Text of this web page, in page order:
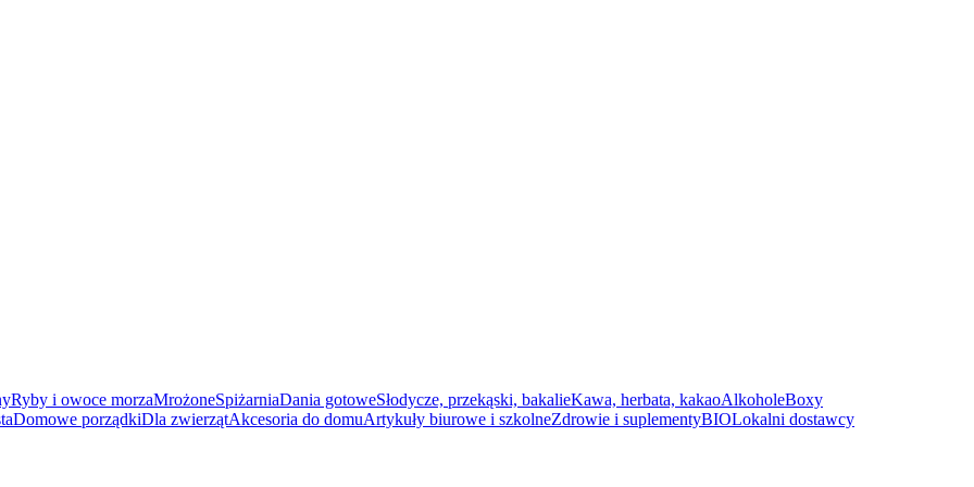
Ryby i owoce morzaMrożoneSpiżarniaDania gotoweSłodycze, przekąski, bakalieKawa, herbata, kakaoAlkoholeBoxy
Domowe porządkiDla zwierzątAkcesoria do domuArtykuły biurowe i szkolneZdrowie i suplementyBIOLokalni dostawcy